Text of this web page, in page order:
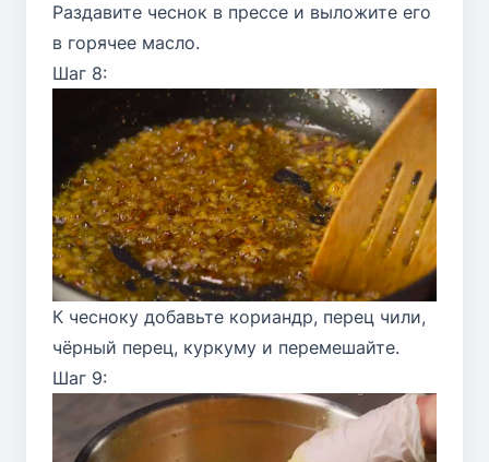
Раздавите чеснок в прессе и выложите его
в горячее масло.
Шаг 8:
К чесноку добавьте кориандр, перец чили,
чёрный перец, куркуму и перемешайте.
Шаг 9: